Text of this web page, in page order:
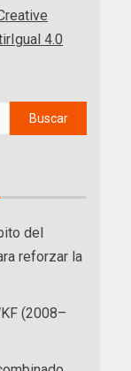
4.0
del
reforzar la
(2008–